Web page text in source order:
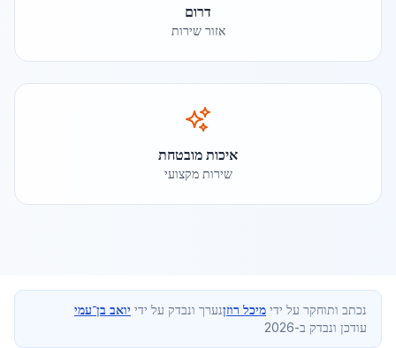
דרום
אזור שירות
איכות מובטחת
שירות מקצועי
נכתב ותוחקר על ידי מיכל רוזןנערך ונבדק על ידי יואב בן־עמי
עודכן ונבדק ב-2026